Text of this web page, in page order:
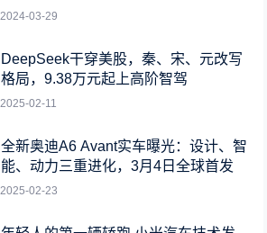
2024-03-29
DeepSeek干穿美股，秦、宋、元改写
格局，9.38万元起上高阶智驾
2025-02-11
全新奥迪A6 Avant实车曝光：设计、智
能、动力三重进化，3月4日全球首发
2025-02-23